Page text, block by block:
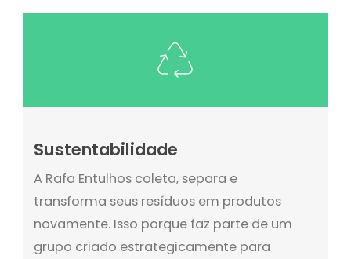
Sustentabilidade
A Rafa Entulhos coleta, separa e
transforma seus resíduos em produtos
novamente. Isso porque faz parte de um
grupo criado estrategicamente para